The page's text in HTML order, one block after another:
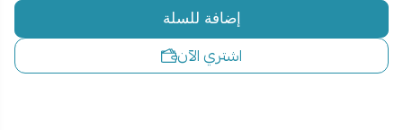
إضافة للسلة
اشتري الآن